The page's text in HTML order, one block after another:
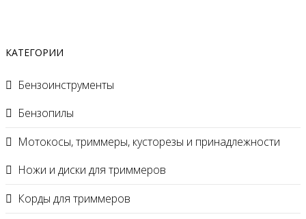
КАТЕГОРИИ
Бензоинструменты
Бензопилы
Мотокосы, триммеры, кусторезы и принадлежности
Ножи и диски для триммеров
Корды для триммеров